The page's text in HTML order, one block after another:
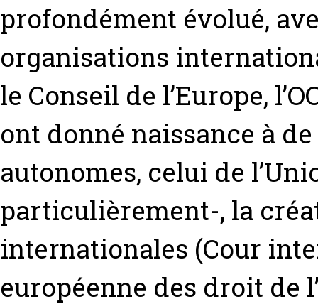
profondément évolué,
organisations
le Conseil de l’Europe,
ont donné naissance à
autonomes, celui de
particulièrement-, la
internationales (Cour
européenne des droit de